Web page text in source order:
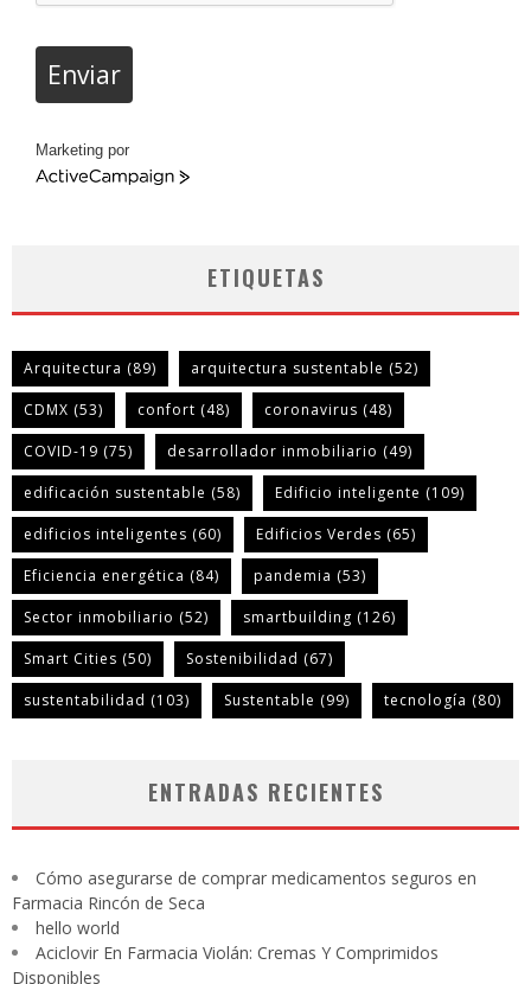
Enviar
Marketing por
ActiveCampaign
ETIQUETAS
Arquitectura (89) arquitectura sustentable (52)
CDMX (53) confort (48) coronavirus (48)
COVID-19 (75) desarrollador inmobiliario (49)
edificación sustentable (58) Edificio inteligente (109)
edificios inteligentes (60) Edificios Verdes (65)
Eficiencia energética (84) pandemia (53)
Sector inmobiliario (52) smartbuilding (126)
Smart Cities (50) Sostenibilidad (67)
sustentabilidad (103) Sustentable (99) tecnología (80)
ENTRADAS RECIENTES
Cómo asegurarse de comprar medicamentos seguros en
Farmacia Rincón de Seca
hello world
Aciclovir En Farmacia Violán: Cremas Y Comprimidos
Disponibles